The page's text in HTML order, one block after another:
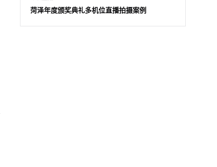
菏泽年度颁奖典礼多机位直播拍摄案例